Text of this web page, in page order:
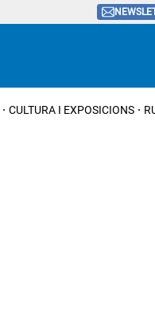
CULTURA I EXPOSICIONS